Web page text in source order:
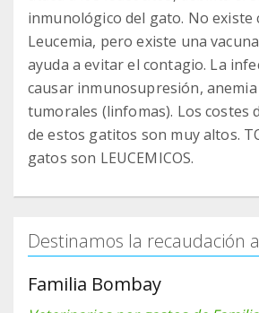
inmunológico del gato. No existe
Leucemia, pero existe una
ayuda a evitar el contagio. La
causar inmunosupresión,
tumorales (linfomas). Los costes
de estos gatitos son muy altos.
gatos son LEUCEMICOS.
Destinamos la recaudación
Familia Bombay